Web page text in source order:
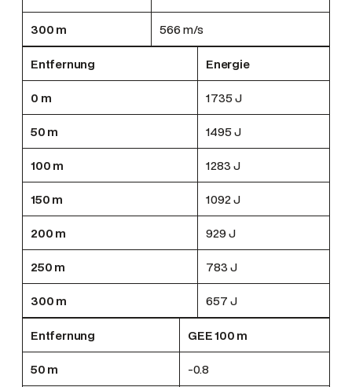
300 m 566 m/s
Entfernung Energie
0 m 1735 J
50 m 1495 J
100 m 1283 J
150 m 1092 J
200 m 929 J
250 m 783 J
300 m 657 J
Entfernung GEE 100 m
50 m -0.8